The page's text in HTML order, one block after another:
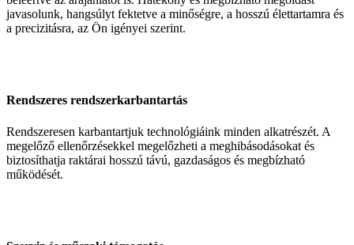
javasolunk, hangsúlyt fektetve a minőségre, a hosszú élettartamra és
a precizitásra, az Ön igényei szerint.
Rendszeres rendszerkarbantartás
Rendszeresen karbantartjuk technológiáink minden alkatrészét. A
megelőző ellenőrzésekkel megelőzheti a meghibásodásokat és
biztosíthatja raktárai hosszú távú, gazdaságos és megbízható
működését.